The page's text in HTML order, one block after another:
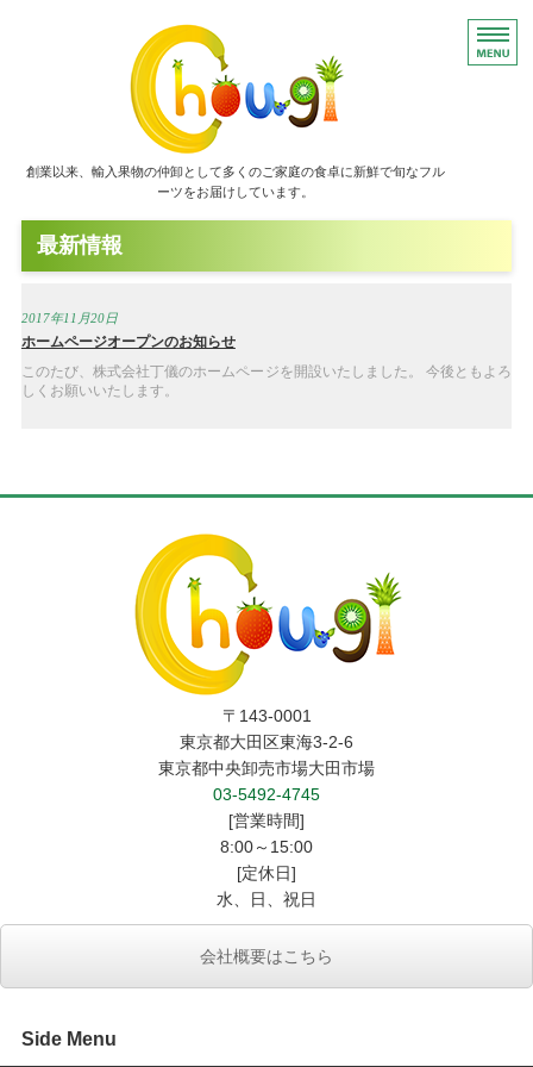
フルーツならお任
創業以来、輸入果物の仲卸として多くのご家庭の食卓に新鮮で旬なフル
ーツをお届けしています。
ホーム
取り扱い品目
会社概要
最新情報
2017年11月20日
ホームページオープンのお知らせ
このたび、株式会社丁儀のホームページを開設いたしました。 今後ともよろ
しくお願いいたします。
〒143-0001
東京都大田区東海3-2-6
東京都中央卸売市場大田市場
03-5492-4745
[営業時間]
8:00～15:00
[定休日]
水、日、祝日
会社概要はこちら
Side Menu